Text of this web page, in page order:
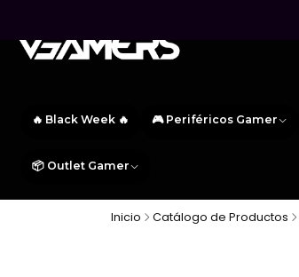
🔥 Black Week 🔥 🎮 Periféricos Gamer
📦 Outlet Gamer
Inicio Catálogo de Productos